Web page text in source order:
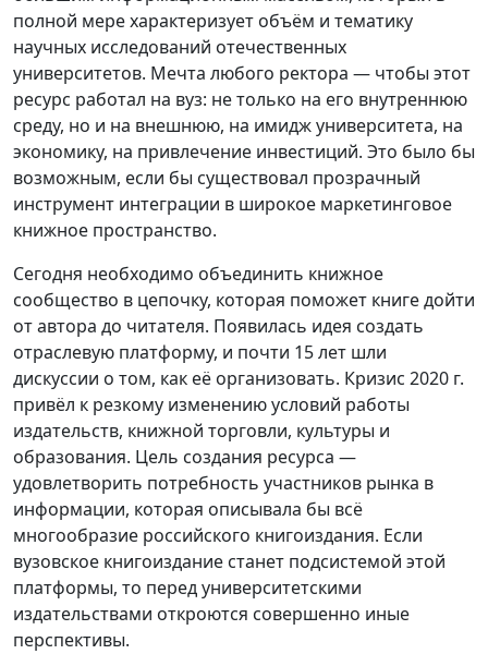
полной мере характеризует объём и тематику
научных исследований отечественных
университетов. Мечта любого ректора — чтобы этот
ресурс работал на вуз: не только на его внутреннюю
среду, но и на внешнюю, на имидж университета, на
экономику, на привлечение инвестиций. Это было бы
возможным, если бы существовал прозрачный
инструмент интеграции в широкое маркетинговое
книжное пространство.
Сегодня необходимо объединить книжное
сообщество в цепочку, которая поможет книге дойти
от автора до читателя. Появилась идея создать
отраслевую платформу, и почти 15 лет шли
дискуссии о том, как её организовать. Кризис 2020 г.
привёл к резкому изменению условий работы
издательств, книжной торговли, культуры и
образования. Цель создания ресурса —
удовлетворить потребность участников рынка в
информации, которая описывала бы всё
многообразие российского книгоиздания. Если
вузовское книгоиздание станет подсистемой этой
платформы, то перед университетскими
издательствами откроются совершенно иные
перспективы.